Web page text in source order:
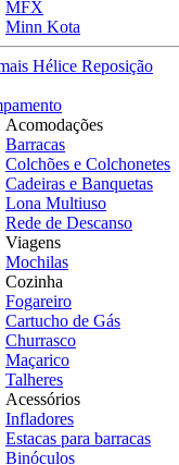
MFX
Minn Kota
Hélice Reposição
Acomodações
Barracas
Colchões e Colchonetes
Cadeiras e Banquetas
Lona Multiuso
Rede de Descanso
Viagens
Mochilas
Cozinha
Fogareiro
Cartucho de Gás
Churrasco
Maçarico
Talheres
Acessórios
Infladores
Estacas para barracas
Binóculos